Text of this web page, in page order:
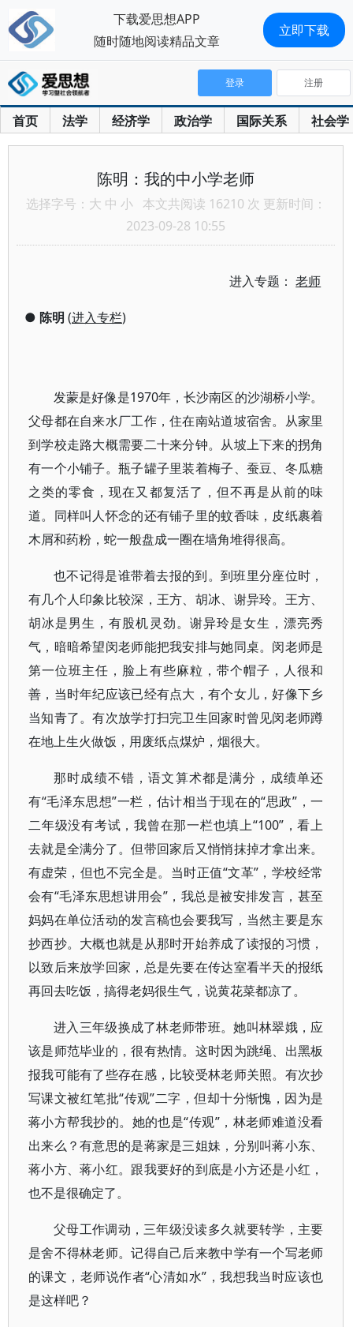
首页 法学 经济学 政治学 国际关系 社会学
登录 注册
陈明：我的中小学老师
选择字号： 大 中 小 本文共阅读 16210 次 更新时间：
2023-09-28 10:55
进入专题：老师
● 陈明 (进入专栏)
发蒙是好像是1970年，长沙南区的沙湖桥小学。
父母都在自来水厂工作，住在南站道坡宿舍。从家里
到学校走路大概需要二十来分钟。从坡上下来的拐角
有一个小铺子。瓶子罐子里装着梅子、蚕豆、冬瓜糖
之类的零食，现在又都复活了，但不再是从前的味
道。同样叫人怀念的还有铺子里的蚊香味，皮纸裹着
木屑和药粉，蛇一般盘成一圈在墙角堆得很高。
也不记得是谁带着去报的到。到班里分座位时，
有几个人印象比较深，王方、胡冰、谢异玲。王方、
胡冰是男生，有股机灵劲。谢异玲是女生，漂亮秀
气，暗暗希望闵老师能把我安排与她同桌。闵老师是
第一位班主任，脸上有些麻粒，带个帽子，人很和
善，当时年纪应该已经有点大，有个女儿，好像下乡
当知青了。有次放学打扫完卫生回家时曾见闵老师蹲
在地上生火做饭，用废纸点煤炉，烟很大。
那时成绩不错，语文算术都是满分，成绩单还
有“毛泽东思想”一栏，估计相当于现在的“思政”，一
二年级没有考试，我曾在那一栏也填上“100”，看上
去就是全满分了。但带回家后又悄悄抹掉才拿出来。
有虚荣，但也不完全是。当时正值“文革”，学校经常
会有“毛泽东思想讲用会”，我总是被安排发言，甚至
妈妈在单位活动的发言稿也会要我写，当然主要是东
抄西抄。大概也就是从那时开始养成了读报的习惯，
以致后来放学回家，总是先要在传达室看半天的报纸
再回去吃饭，搞得老妈很生气，说黄花菜都凉了。
进入三年级换成了林老师带班。她叫林翠娥，应
该是师范毕业的，很有热情。这时因为跳绳、出黑板
报我可能有了些存在感，比较受林老师关照。有次抄
写课文被红笔批“传观”二字，但却十分惭愧，因为是
蒋小方帮我抄的。她的也是“传观”，林老师难道没看
出来么？有意思的是蒋家是三姐妹，分别叫蒋小东、
蒋小方、蒋小红。跟我要好的到底是小方还是小红，
也不是很确定了。
父母工作调动，三年级没读多久就要转学，主要
是舍不得林老师。记得自己后来教中学有一个写老师
的课文，老师说作者“心清如水”，我想我当时应该也
是这样吧？
下载爱思想APP
随时随地阅读精品文章
立即下载